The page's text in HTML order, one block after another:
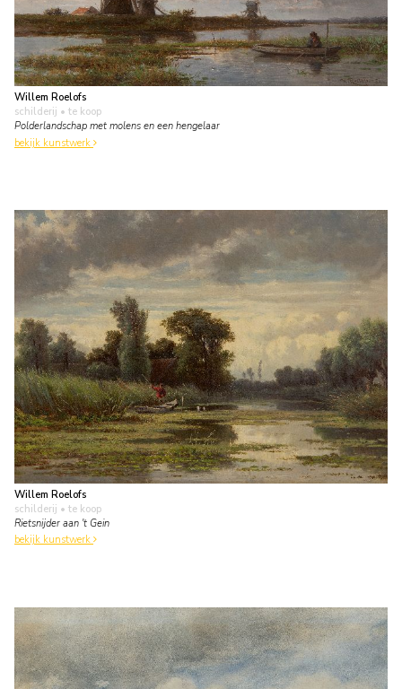
Willem Roelofs
schilderij • te koop
Polderlandschap met molens en een hengelaar
bekijk kunstwerk
Willem Roelofs
schilderij • te koop
Rietsnijder aan 't Gein
bekijk kunstwerk